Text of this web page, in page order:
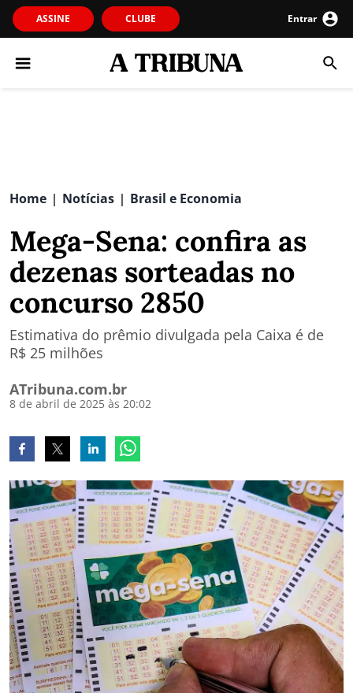
ASSINE CLUBE Entrar
Home | Notícias | Brasil e Economia
Mega-Sena: confira as
dezenas sorteadas no
concurso 2850
Estimativa do prêmio divulgada pela Caixa é de
R$ 25 milhões
ATribuna.com.br
8 de abril de 2025 às 20:02